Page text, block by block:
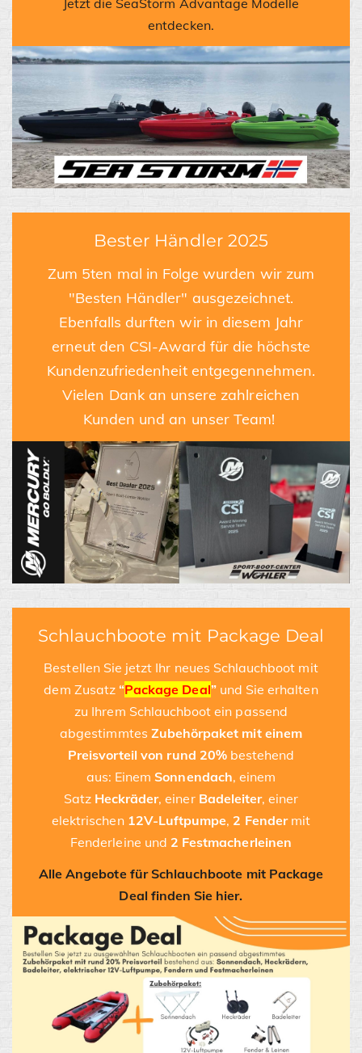
entdecken.
Bester Händler 2025
Zum 5ten mal in Folge wurden wir zum
"Besten Händler" ausgezeichnet.
Ebenfalls durften wir in diesem Jahr
erneut den CSI-Award für die höchste
Kundenzufriedenheit entgegennehmen.
Vielen Dank an unsere zahlreichen
Kunden und an unser Team!
Schlauchboote mit Package Deal
Bestellen Sie jetzt Ihr neues Schlauchboot mit
dem Zusatz “Package Deal” und Sie erhalten
zu Ihrem Schlauchboot ein passend
abgestimmtes Zubehörpaket mit einem
Preisvorteil von rund 20%bestehend
aus: EinemSonnendach, einem
Satz Heckräder, einer Badeleiter, einer
elektrischen 12V-Luftpumpe, 2 Fender mit
Fenderleine und 2 Festmacherleinen
Alle Angebote für Schlauchboote mit Package
Deal finden Sie hier.